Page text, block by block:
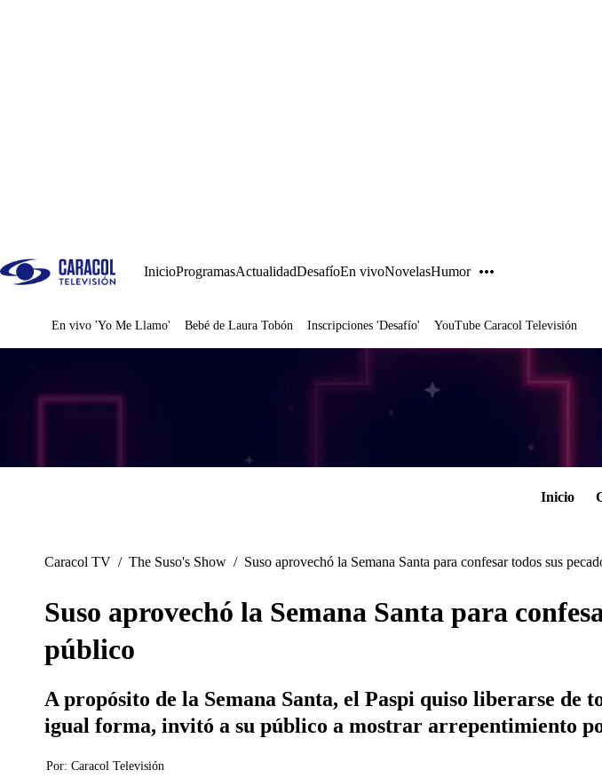
InicioProgramasActualidadDesafíoEn vivoNovelasHumor
Juegos
En vivo 'Yo Me Llamo' Bebé de Laura Tobón Inscripciones 'Desafío' YouTube Caracol Televisión
Inicio
Caracol TV / The Suso's Show / Suso aprovechó la Semana Santa para confesar todos sus
Suso aprovechó la Semana Santa para
público
A propósito de la Semana Santa, el Paspi quiso liberarse de
igual forma, invitó a su público a mostrar arrepentimiento
Por: Caracol Televisión